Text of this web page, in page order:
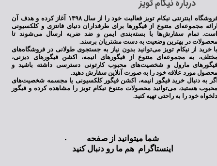
​درباره نیکام تویز
فروشگاه اینترنتی نیکام تویز فعالیت خود را از سال ۱۳۹۸ آغاز کرده و هدف آن
مجموعه‌ای متنوع از فیگورها برای طرفداران دنیای فانتزی و کلکسیونی
تمام سفارش‌ها با بسته‌بندی ایمن و ضد ضربه ارسال می‌شوند تا
در بهترین وضعیت به دست مشتریان برسند.
خرید از نیکام تویز می‌توانید بدون نیاز به جستجوی طولانی در فروشگاه‌های
به مجموعه‌ای متنوع از فیگورهای انیمه، اکشن فیگورهای دیزنی،
مارول و شخصیت‌های محبوب کارتونی دسترسی داشته باشید و
مورد علاقه خود را به صورت آنلاین سفارش دهید.
به دنبال خرید فیگور انیمه، اکشن فیگور کلکسیونی یا مجسمه شخصیت‌های
هستید، می‌توانید محصولات متنوع نیکام تویز را مشاهده کرده و فیگور
خود را به راحتی تهیه کنید.
شما میتوانید از صفحه
اینستاگرام هم ما رو دنبال کنید